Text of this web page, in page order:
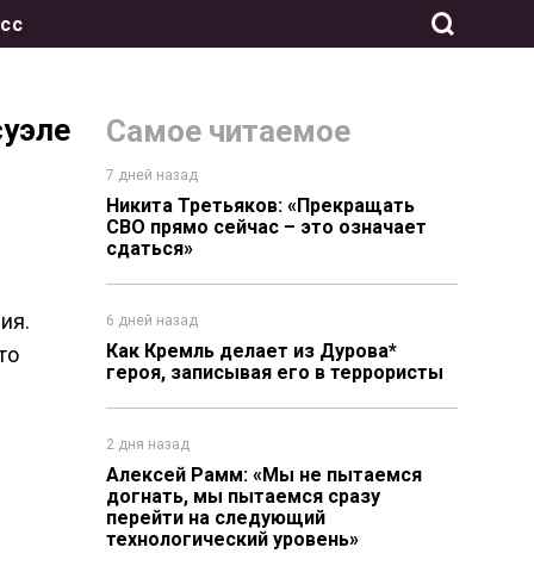
Самое читаемое
7 дней назад
Никита Третьяков: «Прекращать
СВО прямо сейчас – это означает
сдаться»
6 дней назад
Как Кремль делает из Дурова*
героя, записывая его в террористы
2 дня назад
Алексей Рамм: «Мы не пытаемся
догнать, мы пытаемся сразу
перейти на следующий
технологический уровень»